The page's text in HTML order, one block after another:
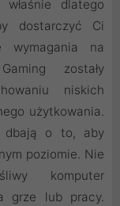
dlatego
dostarczyć Ci
wymagania na
zostały
niskich
użytkowania.
dbają o to, aby
poziomie. Nie
komputer
grze lub pracy.